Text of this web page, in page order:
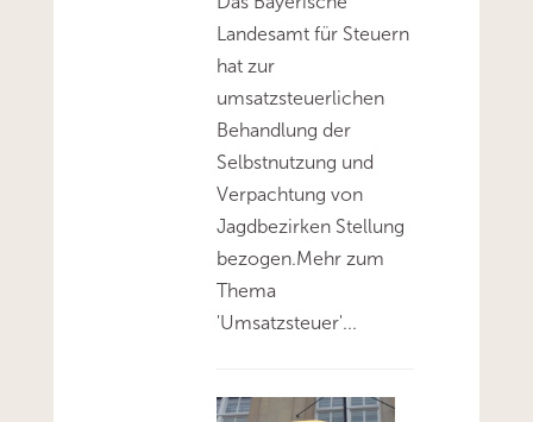
Landesamt für Steuern
hat zur
umsatzsteuerlichen
Behandlung der
Selbstnutzung und
Verpachtung von
Jagdbezirken Stellung
bezogen.Mehr zum
Thema
'Umsatzsteuer'...